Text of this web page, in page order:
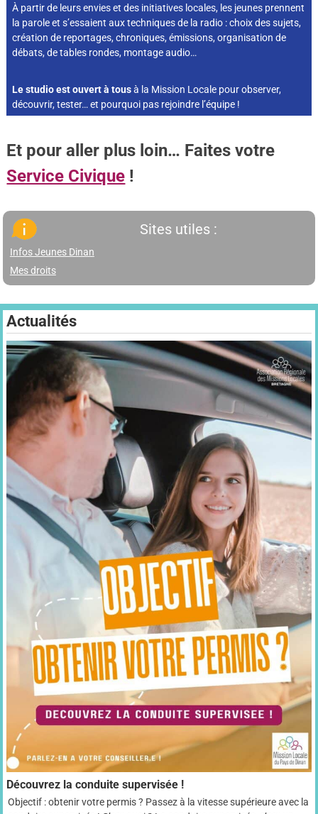
À partir de leurs envies et des initiatives locales, les jeunes prennent
la parole et s’essaient aux techniques de la radio : choix des sujets,
création de reportages, chroniques, émissions, organisation de
débats, de tables rondes, montage audio…
Le studio est ouvert à tousà la Mission Locale pour observer,
découvrir, tester… et pourquoi pas rejoindre l’équipe !
Et pour aller plus loin… Faites votre
Service Civique !
Sites utiles :
Infos Jeunes Dinan
Mes droits
Actualités
Découvrez la conduite supervisée !
Objectif : obtenir votre permis ? Passez à la vitesse supérieure avec la